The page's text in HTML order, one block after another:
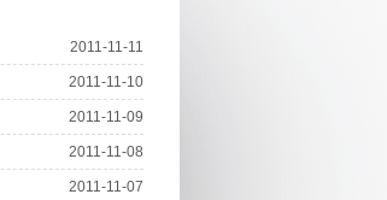
2011-11-11
2011-11-10
2011-11-09
2011-11-08
2011-11-07